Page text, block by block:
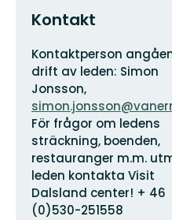
Kontakt
Adress
Kontaktperson
drift av leden: Simon
Jonsson,
För frågor om ledens
sträckning, boenden,
restauranger m.m.
leden kontakta Visit
Dalsland center! + 46
(0)530-251558